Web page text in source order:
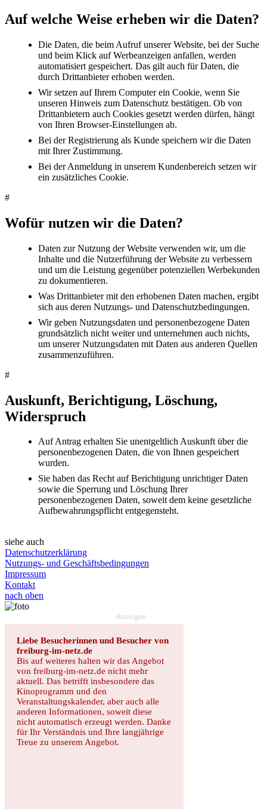
Auf welche Weise erheben wir die Daten?
Die Daten, die beim Aufruf unserer Website, bei der Suche
und beim Klick auf Werbeanzeigen anfallen, werden
automatisiert gespeichert. Das gilt auch für Daten, die
durch Drittanbieter erhoben werden.
Wir setzen auf Ihrem Computer ein Cookie, wenn Sie
unseren Hinweis zum Datenschutz bestätigen. Ob von
Drittanbietern auch Cookies gesetzt werden dürfen, hängt
von Ihren Browser-Einstellungen ab.
Bei der Registrierung als Kunde speichern wir die Daten
mit Ihrer Zustimmung.
Bei der Anmeldung in unserem Kundenbereich setzen wir
ein zusätzliches Cookie.
#
Wofür nutzen wir die Daten?
Daten zur Nutzung der Website verwenden wir, um die
Inhalte und die Nutzerführung der Website zu verbessern
und um die Leistung gegenüber potenziellen Werbekunden
zu dokumentieren.
Was Drittanbieter mit den erhobenen Daten machen, ergibt
sich aus deren Nutzungs- und Datenschutzbedingungen.
Wir geben Nutzungsdaten und personenbezogene Daten
grundsätzlich nicht weiter und unternehmen auch nichts,
um unserer Nutzungsdaten mit Daten aus anderen Quellen
zusammenzuführen.
#
Auskunft, Berichtigung, Löschung,
Widerspruch
Auf Antrag erhalten Sie unentgeltlich Auskunft über die
personenbezogenen Daten, die von Ihnen gespeichert
wurden.
Sie haben das Recht auf Berichtigung unrichtiger Daten
sowie die Sperrung und Löschung Ihrer
personenbezogenen Daten, soweit dem keine gesetzliche
Aufbewahrungspflicht entgegensteht.
siehe auch
Datenschutzerklärung
Nutzungs- und Geschäftsbedingungen
Impressum
Kontakt
nach oben
Anzeigen
Liebe Besucherinnen und Besucher von
freiburg-im-netz.de
Bis auf weiteres halten wir das Angebot
von freiburg-im-netz.de nicht mehr
aktuell. Das betrifft insbesondere das
Kinoprogramm und den
Veranstaltungskalender, aber auch alle
anderen Informationen, soweit diese
nicht automatisch erzeugt werden. Danke
für Ihr Verständnis und Ihre langjährige
Treue zu unserem Angebot.